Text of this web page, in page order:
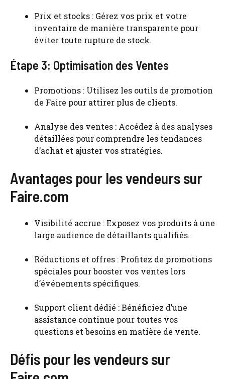
Prix et stocks : Gérez vos prix et votre
inventaire de manière transparente pour
éviter toute rupture de stock.
Étape 3: Optimisation des Ventes
Promotions : Utilisez les outils de promotion
de Faire pour attirer plus de clients.
Analyse des ventes : Accédez à des analyses
détaillées pour comprendre les tendances
d’achat et ajuster vos stratégies.
Avantages pour les vendeurs sur
Faire.com
Visibilité accrue : Exposez vos produits à une
large audience de détaillants qualifiés.
Réductions et offres : Profitez de promotions
spéciales pour booster vos ventes lors
d’événements spécifiques.
Support client dédié : Bénéficiez d’une
assistance continue pour toutes vos
questions et besoins en matière de vente.
Défis pour les vendeurs sur